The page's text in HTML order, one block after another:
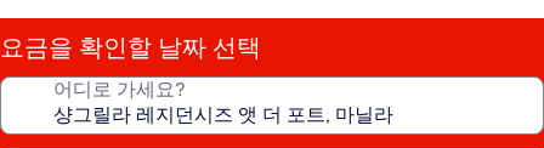
시
설
요금을 확인할 날짜 선택
어디로 가세요?